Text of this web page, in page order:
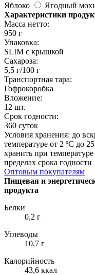
Яблоко
Ягодный
Характеристики
Масса нетто:
950 г
Упаковка:
SLIM с крышкой
Сахароза:
5,5 г/100 г
Транспортная тара:
Гофрокоробка
Вложение:
12 шт.
Срок годности:
360 суток
Условия хранения: до
температуре от 2 ºC до
хранить при
пределах срока годности
Оптовым покупателям
Пищевая и
продукта
Белки
0,2 г
Углеводы
10,7 г
Калорийность
43,6 ккал